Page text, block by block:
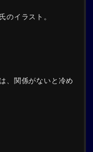
のイラスト。
、関係がないと冷め